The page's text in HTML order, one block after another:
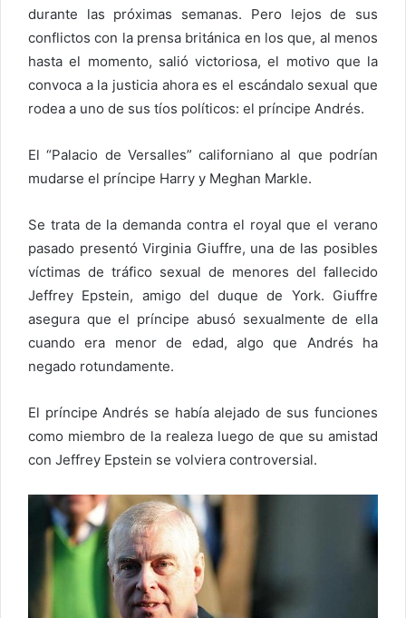
durante las próximas semanas. Pero lejos de sus
conflictos con la prensa británica en los que, al menos
hasta el momento, salió victoriosa, el motivo que la
convoca a la justicia ahora es el escándalo sexual que
rodea a uno de sus tíos políticos: el príncipe Andrés.
El “Palacio de Versalles” californiano al que podrían
mudarse el príncipe Harry y Meghan Markle.
Se trata de la demanda contra el royal que el verano
pasado presentó Virginia Giuffre, una de las posibles
víctimas de tráfico sexual de menores del fallecido
Jeffrey Epstein, amigo del duque de York. Giuffre
asegura que el príncipe abusó sexualmente de ella
cuando era menor de edad, algo que Andrés ha
negado rotundamente.
El príncipe Andrés se había alejado de sus funciones
como miembro de la realeza luego de que su amistad
con Jeffrey Epstein se volviera controversial.